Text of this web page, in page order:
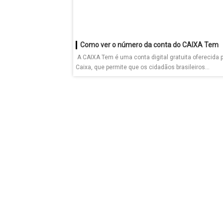
Como ver o número da conta do CAIXA Tem
A CAIXA Tem é uma conta digital gratuita oferecida
Caixa, que permite que os cidadãos brasileiros...